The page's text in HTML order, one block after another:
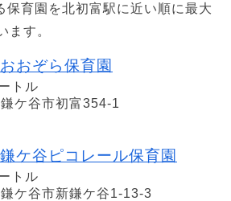
保育園を北初富駅に近い順に最大
ます。
おおぞら保育園
トル
ケ谷市初富354-1
鎌ケ谷ピコレール保育園
トル
ケ谷市新鎌ケ谷1-13-3